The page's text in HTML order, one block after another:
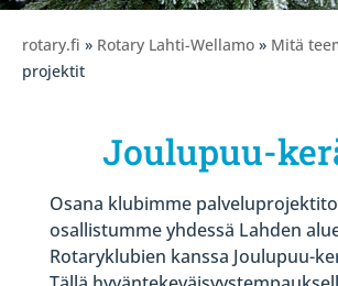
rotary.fi » Rotary Lahti-Wellamo » Mitä
projektit
Joulupuu-
Osana klubimme
osallistumme yhdessä Lahden
Rotaryklubien kanssa Joulupuu-